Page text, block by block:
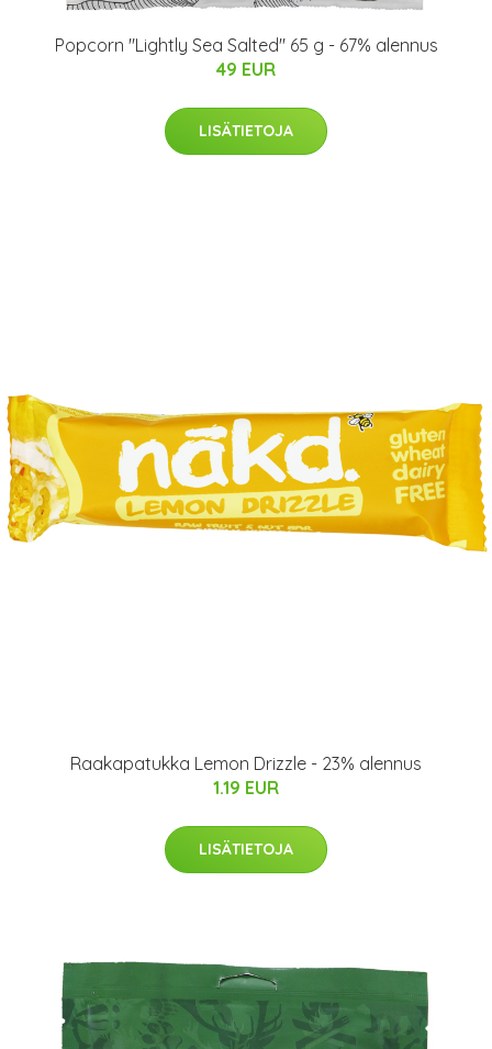
Popcorn "Lightly Sea Salted" 65 g - 67% alennus
49 EUR
LISÄTIETOJA
Raakapatukka Lemon Drizzle - 23% alennus
1.19 EUR
LISÄTIETOJA